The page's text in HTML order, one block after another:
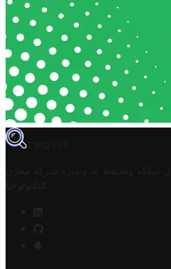
TROVIT
تملكه وتحتفظ به وتديره
شركة مخزن
التكنولوجيا